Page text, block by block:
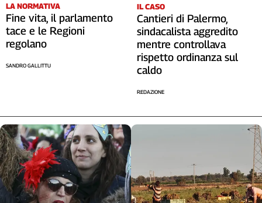
LA NORMATIVA
Fine vita, il parlamento
tace e le Regioni
regolano
SANDRO GALLITTU
IL CASO
Cantieri di Palermo,
sindacalista aggredito
mentre controllava
rispetto ordinanza sul
caldo
REDAZIONE